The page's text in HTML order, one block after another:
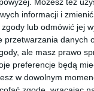
informacji i
lub odmówić jej
przetwarzania danych
ale masz prawo
preferencje będą
w dowolnym
wyróżnikiem
retail –
graczy,
i realne
imperia
progres w